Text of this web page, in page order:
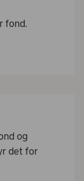
fond.
og
det for